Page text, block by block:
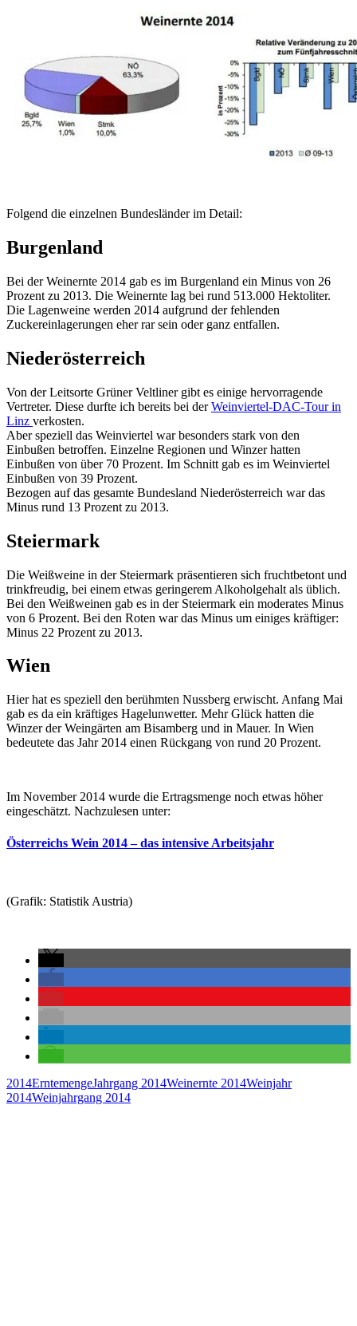
Folgend die einzelnen Bundesländer im Detail:
Burgenland
Bei der Weinernte 2014 gab es im Burgenland ein Minus von 26
Prozent zu 2013. Die Weinernte lag bei rund 513.000 Hektoliter.
Die Lagenweine werden 2014 aufgrund der fehlenden
Zuckereinlagerungen eher rar sein oder ganz entfallen.
Niederösterreich
Von der Leitsorte Grüner Veltliner gibt es einige hervorragende
Vertreter. Diese durfte ich bereits bei derWeinviertel-DAC-Tour in
Linz verkosten.
Aber speziell das Weinviertel war besonders stark von den
Einbußen betroffen. Einzelne Regionen und Winzer hatten
Einbußen von über 70 Prozent. Im Schnitt gab es im Weinviertel
Einbußen von 39 Prozent.
Bezogen auf das gesamte Bundesland Niederösterreich war das
Minus rund 13 Prozent zu 2013.
Steiermark
Die Weißweine in der Steiermark präsentieren sich fruchtbetont und
trinkfreudig, bei einem etwas geringerem Alkoholgehalt als üblich.
Bei den Weißweinen gab es in der Steiermark ein moderates Minus
von 6 Prozent. Bei den Roten war das Minus um einiges kräftiger:
Minus 22 Prozent zu 2013.
Wien
Hier hat es speziell den berühmten Nussberg erwischt. Anfang Mai
gab es da ein kräftiges Hagelunwetter. Mehr Glück hatten die
Winzer der Weingärten am Bisamberg und in Mauer. In Wien
bedeutete das Jahr 2014 einen Rückgang von rund 20 Prozent.
Im November 2014 wurde die Ertragsmenge noch etwas höher
eingeschätzt. Nachzulesen unter:
Österreichs Wein 2014 – das intensive Arbeitsjahr
(Grafik: Statistik Austria)
2014ErntemengeJahrgang 2014Weinernte 2014Weinjahr
2014Weinjahrgang 2014